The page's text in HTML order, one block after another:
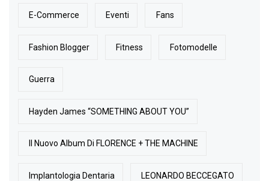
E-Commerce Eventi Fans
Fashion Blogger Fitness Fotomodelle
Guerra
Hayden James “SOMETHING ABOUT YOU”
Il Nuovo Album Di FLORENCE + THE MACHINE
Implantologia Dentaria LEONARDO BECCEGATO